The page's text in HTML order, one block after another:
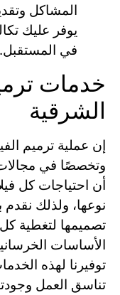
المشاكل
يوفر عليك
في المستقبل.
خدمات
الشرقية
إن عملية ترميم
وتخصصًا في
أن احتياجات كل
نوعها، ولذلك
تصميمها لتغطية
الأساسات
توفيرنا لهذه
تناسق العمل